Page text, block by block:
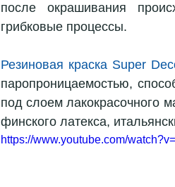
после окрашивания
грибковые процессы.
Резиновая краска Super
паропроницаемостью,
под слоем лакокрасочного
финского латекса,
https://www.youtube.com/